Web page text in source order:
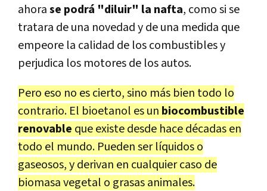
ahorase podrá "diluir" la nafta, como si se
tratara de una novedad y de una medida que
empeore la calidad de los combustibles y
perjudica los motores de los autos.
Pero eso no es cierto, sino más bien todo lo
contrario. El bioetanol es un biocombustible
renovable que existe desde hace décadas en
todo el mundo. Pueden ser líquidos o
gaseosos, y derivan en cualquier caso de
biomasa vegetal o grasas animales.